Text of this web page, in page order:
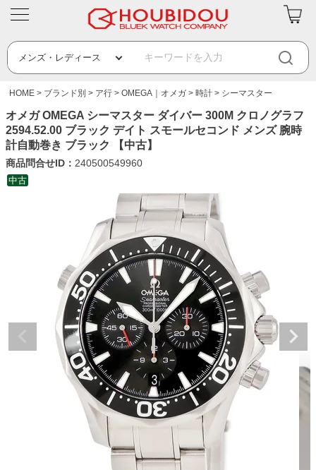
HOME ブランド別 ア行 OMEGA｜オメガ 時計 シーマスター
オメガ OMEGA シーマスター ダイバー 300M クロノグラフ
2594.52.00 ブラック デイト スモールセコンド メンズ 腕時
計自動巻き ブラック 【中古】
商品問合せID： 240500549960
中古